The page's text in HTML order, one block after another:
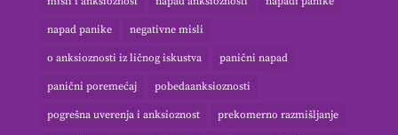
napad panike negativne misli
o anksioznosti iz ličnog iskustva panični napad
panični poremećaj pobedaanksioznosti
pogrešna uverenja i anksioznost prekomerno razmišljanje